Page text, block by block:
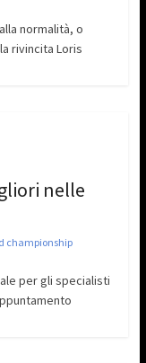
normalità, o
rivincita Loris
nelle
championship
per gli specialisti